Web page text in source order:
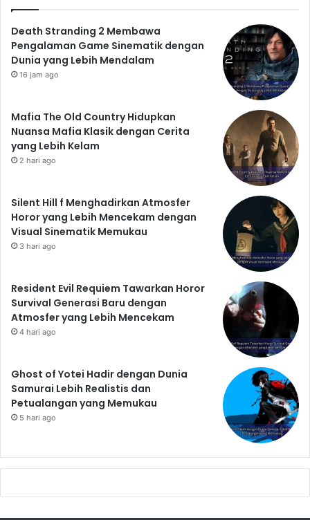
Death Stranding 2 Membawa
Pengalaman Game Sinematik dengan
Dunia yang Lebih Mendalam
16 jam ago
Mafia The Old Country Hidupkan
Nuansa Mafia Klasik dengan Cerita
yang Lebih Kelam
2 hari ago
Silent Hill f Menghadirkan Atmosfer
Horor yang Lebih Mencekam dengan
Visual Sinematik Memukau
3 hari ago
Resident Evil Requiem Tawarkan Horor
Survival Generasi Baru dengan
Atmosfer yang Lebih Mencekam
4 hari ago
Ghost of Yotei Hadir dengan Dunia
Samurai Lebih Realistis dan
Petualangan yang Memukau
5 hari ago